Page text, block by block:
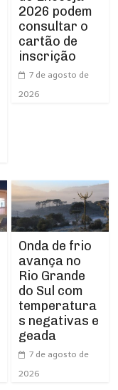
2026 podem
consultar o
cartão de
inscrição
7 de agosto de
2026
Onda de frio
avança no
Rio Grande
do Sul com
temperatura
s negativas e
geada
7 de agosto de
2026